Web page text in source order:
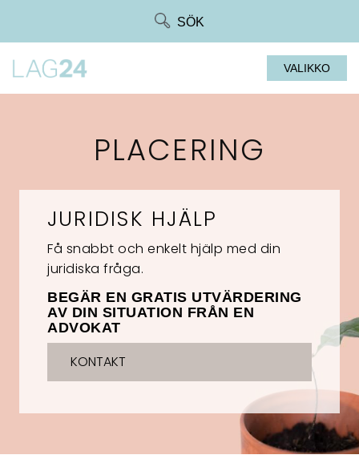
SÖK
VALIKKO
PLACERING
JURIDISK HJÄLP
Få snabbt och enkelt hjälp med din
juridiska fråga.
BEGÄR EN GRATIS UTVÄRDERING
AV DIN SITUATION FRÅN EN
ADVOKAT
KONTAKT